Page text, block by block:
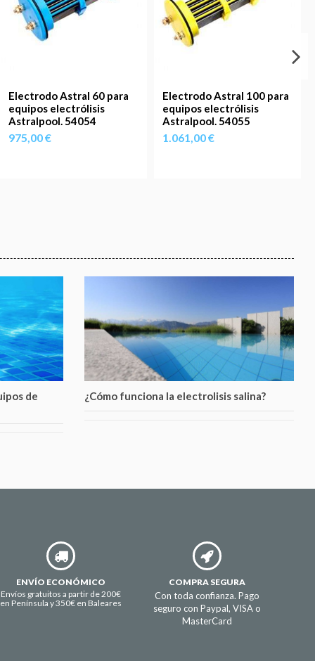
Electrodo Astral 60 para
equipos electrólisis
Astralpool. 54054
975,00 €
Electrodo Astral 100 para
equipos electrólisis
Astralpool. 54055
1.061,00 €
de ¿Cómo funciona la electrolisis salina?
ENVÍO ECONÓMICO
Envíos gratuitos a partir de 200€
en Península y 350€ en Baleares
COMPRA SEGURA
Con toda confianza. Pago
seguro con Paypal, VISA o
MasterCard